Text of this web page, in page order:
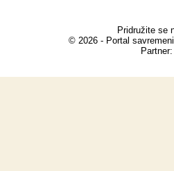
Pridružite se
© 2026 - Portal